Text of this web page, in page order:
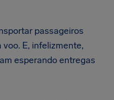
passageiros
E, infelizmente,
esperando entregas